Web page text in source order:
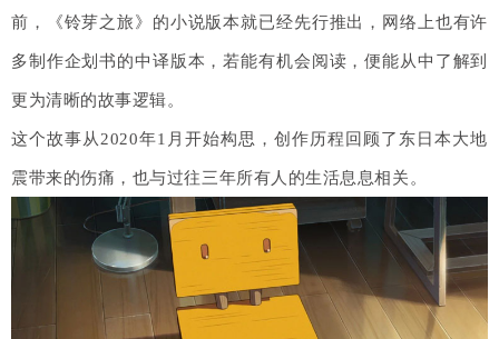
前，《铃芽之旅》的小说版本就已经先行推出，网络上也有许
多制作企划书的中译版本，若能有机会阅读，便能从中了解到
更为清晰的故事逻辑。
这个故事从2020年1月开始构思，创作历程回顾了东日本大地
震带来的伤痛，也与过往三年所有人的生活息息相关。